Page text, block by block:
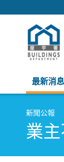
最新消息
新聞公報
業